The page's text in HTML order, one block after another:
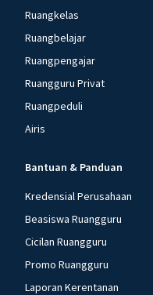
Ruangkelas
Ruangbelajar
Ruangpengajar
Ruangguru Privat
Ruangpeduli
Airis
Bantuan & Panduan
Kredensial Perusahaan
Beasiswa Ruangguru
Cicilan Ruangguru
Promo Ruangguru
Laporan Kerentanan